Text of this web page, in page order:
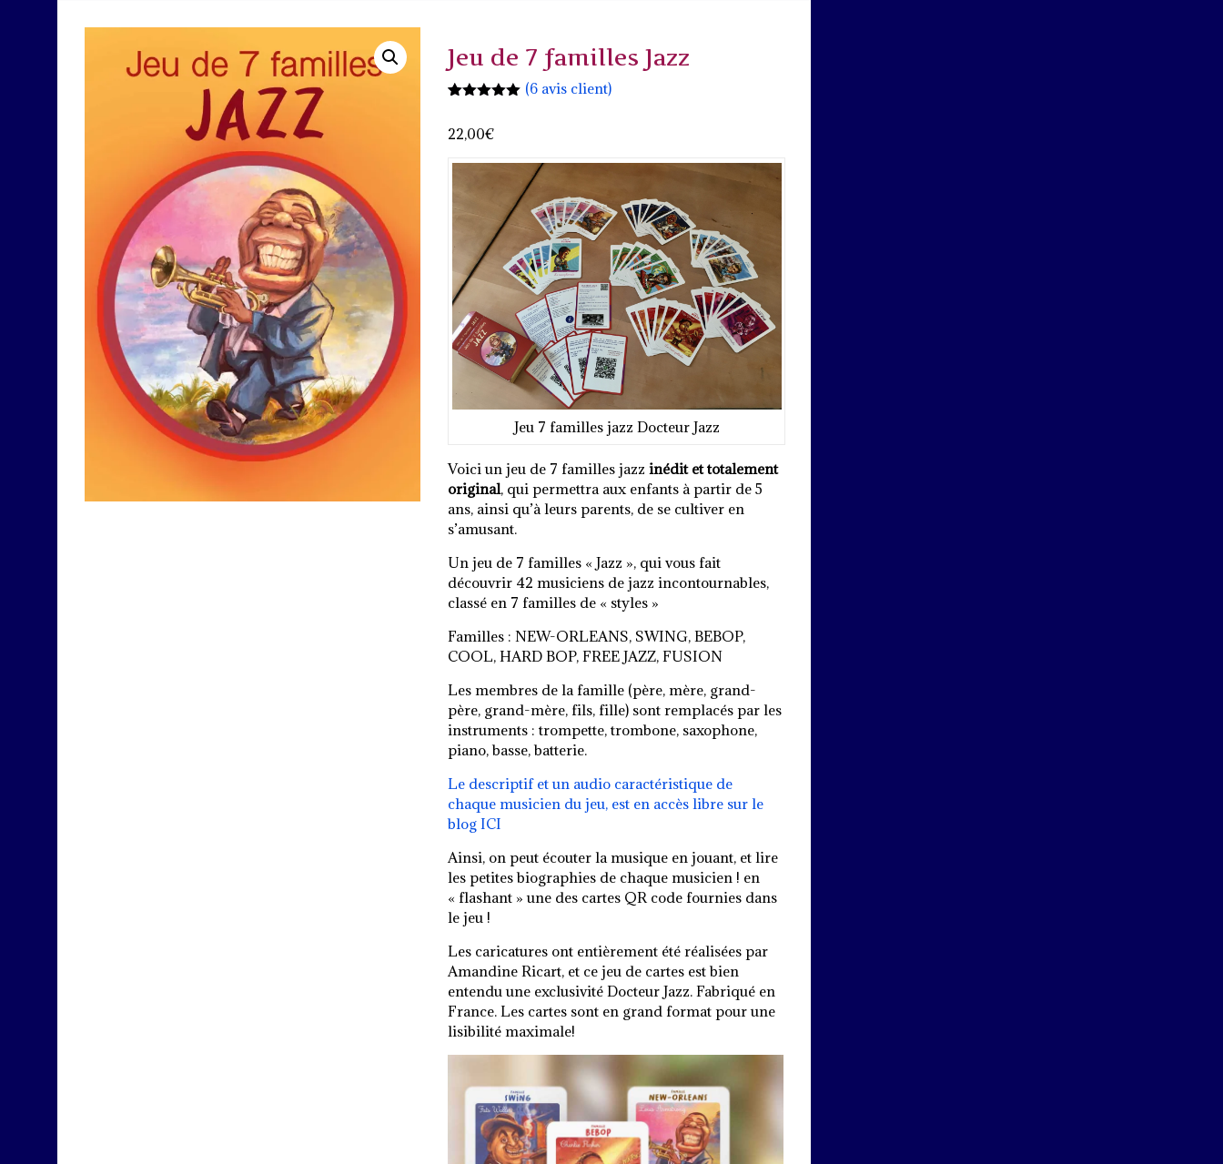
Jeu de 7 familles Jazz
basé sur
client
(6 avis client)
22,00€
Jeu 7 familles jazz Docteur Jazz
Voici un jeu de 7 familles jazzinédit et totalement
original, qui permettra aux enfants à partir de 5
ans, ainsi qu’à leurs parents, de se cultiver en
s’amusant.
Un jeu de 7 familles « Jazz », qui vous fait
découvrir 42 musiciens de jazz incontournables,
classé en 7 familles de « styles »
Familles : NEW-ORLEANS, SWING, BEBOP,
COOL, HARD BOP, FREE JAZZ, FUSION
Les membres de la famille (père, mère, grand-
père, grand-mère, fils, fille) sont remplacés par les
instruments : trompette, trombone, saxophone,
piano, basse, batterie.
Le descriptif et un audio caractéristique de
chaque musicien du jeu, est en accès libre sur le
blog ICI
Ainsi, on peut écouter la musique en jouant, et lire
les petites biographies de chaque musicien ! en
« flashant » une des cartes QR code fournies dans
le jeu !
Les caricatures ont entièrement été réalisées par
Amandine Ricart, et ce jeu de cartes est bien
entendu une exclusivité Docteur Jazz. Fabriqué en
France. Les cartes sont en grand format pour une
lisibilité maximale!